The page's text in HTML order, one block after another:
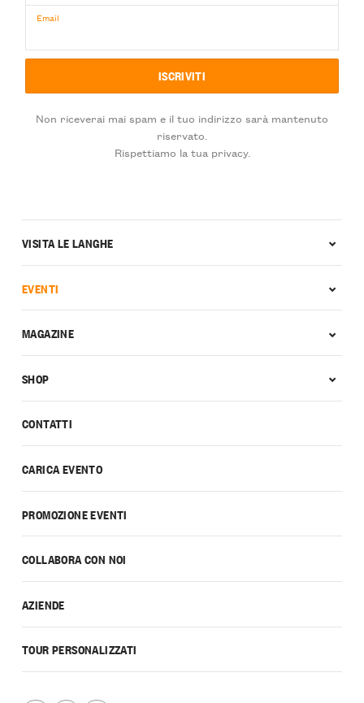
Email
Non riceverai mai spam e il tuo indirizzo sarà mantenuto
riservato.
Rispettiamo la tua privacy.
CONTATTI
CARICA EVENTO
PROMOZIONE EVENTI
COLLABORA CON NOI
AZIENDE
TOUR PERSONALIZZATI
VISITA LE LANGHE
EVENTI
MAGAZINE
SHOP